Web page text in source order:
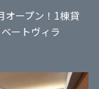
オープン！1棟貸
ートヴィラ